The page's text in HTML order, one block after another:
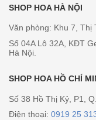
SHOP HOA HÀ NỘI
Văn phòng: Khu 7, Thị
Số 04A Lô 32A, KĐT
Hà Nội.
SHOP HOA HỒ CHÍ
Số 38 Hồ Thị Kỷ, P1,
Điện thoại: 0919 25